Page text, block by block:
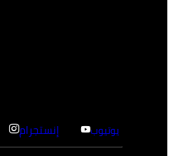
إنستجرام يوتيوب